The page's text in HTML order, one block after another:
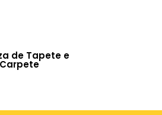
de Tapete e
Carpete